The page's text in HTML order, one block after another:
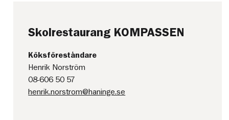
Skolrestaurang KOMPASSEN
Köksföreståndare
Henrik Norström
08-606 50 57
henrik.norstrom@haninge.se